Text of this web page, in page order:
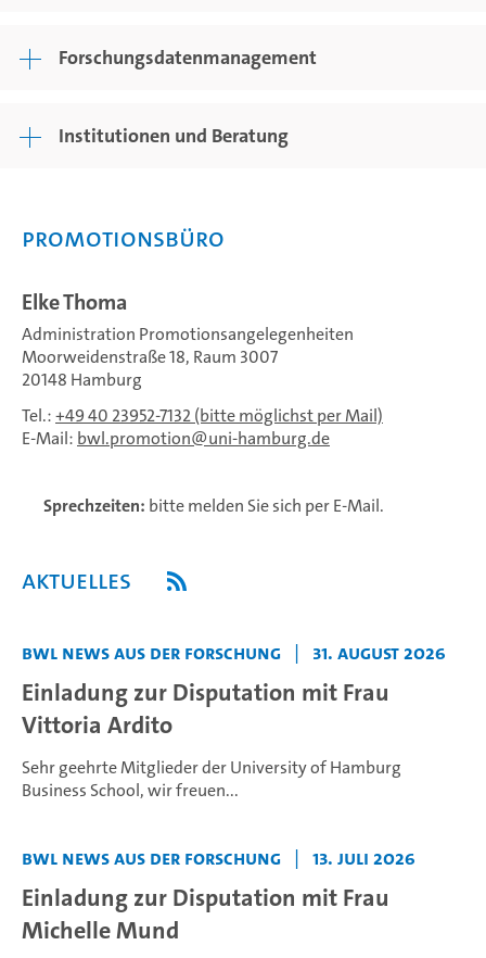
Forschungsdatenmanagement
Institutionen und Beratung
Promotionsbüro
Elke Thoma
Administration Promotionsangelegenheiten
Moorweidenstraße 18, Raum 3007
20148 Hamburg
Tel.:+49 40 23952-7132 (bitte möglichst per Mail)
E-Mail: bwl.promotion uni-hamburg.de
Sprechzeiten: bitte melden Sie sich per E-Mail.
Aktuelles
BWL News aus der Forschung | 31. August 2026
Einladung zur Disputation mit Frau
Vittoria Ardito
Sehr geehrte Mitglieder der University of Hamburg
Business School,wir freuen...
BWL News aus der Forschung | 13. Juli 2026
Einladung zur Disputation mit Frau
Michelle Mund